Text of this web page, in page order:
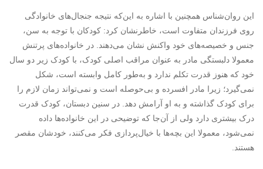
این روان‌شناس همچنین با اشاره به این‌که نتیجه جنجال‌های خانوادگی
روی فرزندان متفاوت است، خاطرنشان کرد: کودکان با توجه به سن،
جنس و خصیصه‌های خود واکنش نشان می‌دهند. در خانواده‌های پرتنش
معمولا دلبستگی‌ مادر به عنوان مراقب اصلی کودک، با کودک زیر دو سال
خود که هنوز قدرت تکلم ندارد و به‌طور کامل وابسته است، شکل
نمی‌گیرد؛ زیرا مادر افسرده و بی‌حوصله است و نمی‌تواند زمان لازم را
برای کودک گذاشته و به او آرامش دهد. در سنین دبستان، کودک قدرت
درک بیشتری دارد ولی از آن‌جا که توضیحی در این خانواده‌ها داده
نمی‌شود، معمولا این بچه‌ها با خیال‌پردازی فکر می‌کنند، خودشان مقصر
هستند.